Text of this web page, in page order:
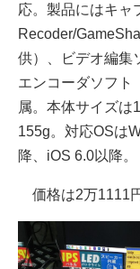
応。製品にはキャ
Recoder/
供）、ビデオ編集
エンコーダソフト
属。本体サイズは
155g。対応OSは
降、iOS 6.0以降。
価格は2万1111